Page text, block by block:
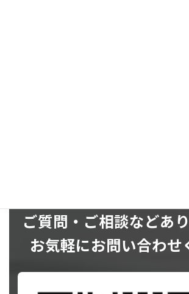
ご質問・ご相談などあ
お気軽にお問い合わせ